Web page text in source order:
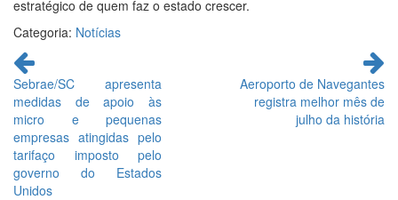
estratégico de quem faz o estado crescer.
Categoria: Notícias
Continue
lendo
Sebrae/SC apresenta
medidas de apoio às
micro e pequenas
empresas atingidas pelo
tarifaço imposto pelo
governo do Estados
Unidos
Aeroporto de Navegantes
registra melhor mês de
julho da história